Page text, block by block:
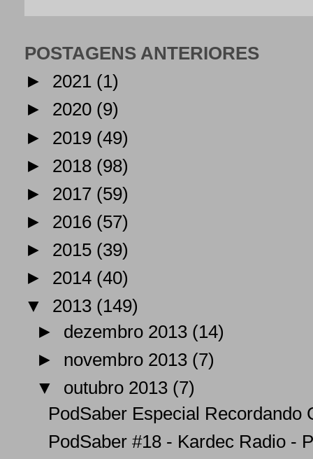
POSTAGENS ANTERIORES
► 2021 (1)
► 2020 (9)
► 2019 (49)
► 2018 (98)
► 2017 (59)
► 2016 (57)
► 2015 (39)
► 2014 (40)
▼ 2013 (149)
► dezembro 2013 (14)
► novembro 2013 (7)
▼ outubro 2013 (7)
PodSaber Especial Recordando
PodSaber #18 - Kardec Radio -